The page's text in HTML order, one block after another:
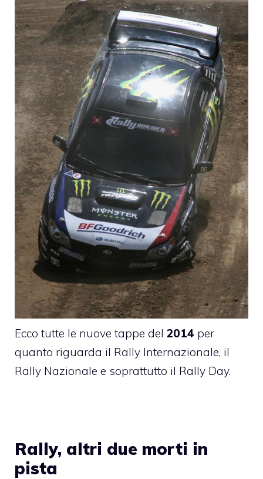
Ecco tutte le nuove tappe del 2014 per
quanto riguarda il Rally Internazionale, il
Rally Nazionale e soprattutto il Rally Day.
Rally, altri due morti in
pista